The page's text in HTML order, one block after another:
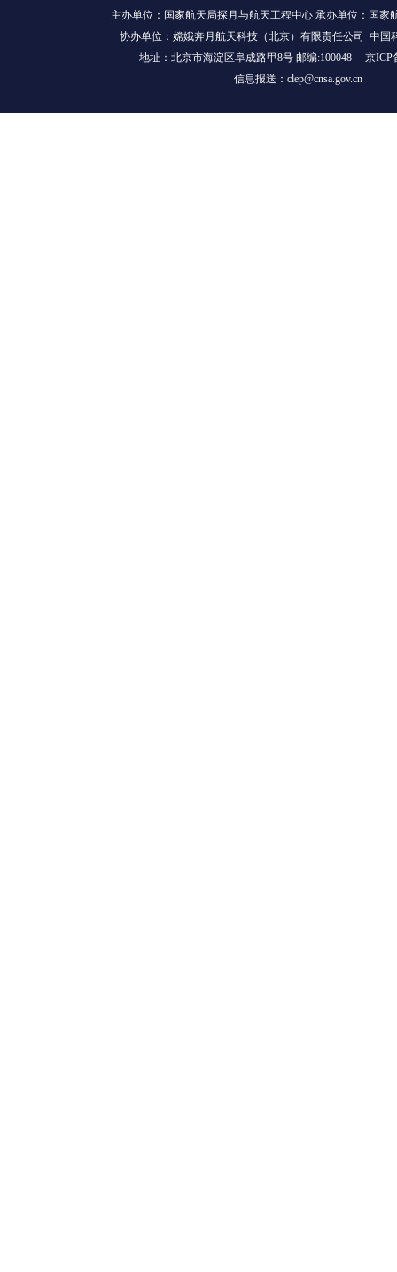
主办单位：国家航天局探月与航天工程中心 承办单位：国家
协办单位：嫦娥奔月航天科技（北京）有限责任公司 中国
地址：北京市海淀区阜成路甲8号 邮编:100048 京ICP
信息报送：clep@cnsa.gov.cn